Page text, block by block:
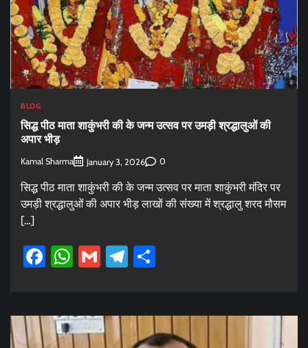
BLOG
सिद्ध पीठ माता शाकुंभरी की के जन्म उत्सव पर उमड़ी श्रद्धालुओं की
अपार भीड़
Kamal Sharma January 3, 2026 0
सिद्ध पीठ माता शाकुंभरी की के जन्म उत्सव पर माता शाकुंभरी मंदिर पर
उमड़ी श्रद्धालुओं की अपार भीड़ लाखों की संख्या में श्रद्धालु शरद मौसम
[…]
Facebook
WhatsApp
GmailTelegram